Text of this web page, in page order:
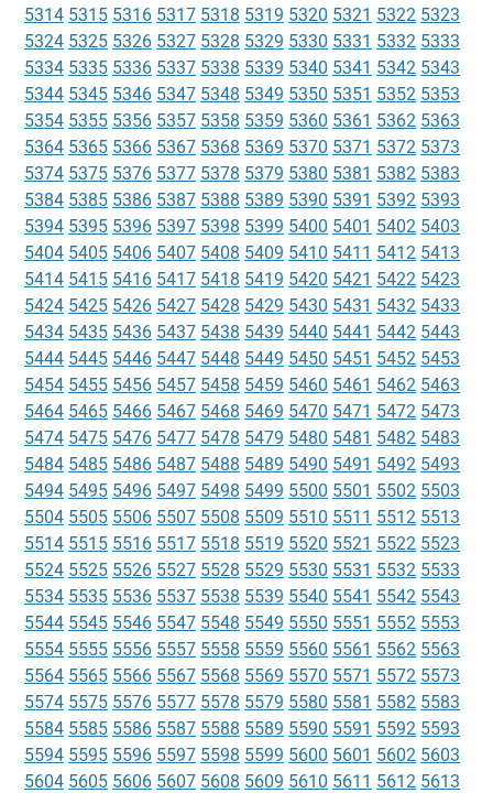
5314 5315 5316 5317 5318 5319 5320 5321 5322 5323
5324 5325 5326 5327 5328 5329 5330 5331 5332 5333
5334 5335 5336 5337 5338 5339 5340 5341 5342 5343
5344 5345 5346 5347 5348 5349 5350 5351 5352 5353
5354 5355 5356 5357 5358 5359 5360 5361 5362 5363
5364 5365 5366 5367 5368 5369 5370 5371 5372 5373
5374 5375 5376 5377 5378 5379 5380 5381 5382 5383
5384 5385 5386 5387 5388 5389 5390 5391 5392 5393
5394 5395 5396 5397 5398 5399 5400 5401 5402 5403
5404 5405 5406 5407 5408 5409 5410 5411 5412 5413
5414 5415 5416 5417 5418 5419 5420 5421 5422 5423
5424 5425 5426 5427 5428 5429 5430 5431 5432 5433
5434 5435 5436 5437 5438 5439 5440 5441 5442 5443
5444 5445 5446 5447 5448 5449 5450 5451 5452 5453
5454 5455 5456 5457 5458 5459 5460 5461 5462 5463
5464 5465 5466 5467 5468 5469 5470 5471 5472 5473
5474 5475 5476 5477 5478 5479 5480 5481 5482 5483
5484 5485 5486 5487 5488 5489 5490 5491 5492 5493
5494 5495 5496 5497 5498 5499 5500 5501 5502 5503
5504 5505 5506 5507 5508 5509 5510 5511 5512 5513
5514 5515 5516 5517 5518 5519 5520 5521 5522 5523
5524 5525 5526 5527 5528 5529 5530 5531 5532 5533
5534 5535 5536 5537 5538 5539 5540 5541 5542 5543
5544 5545 5546 5547 5548 5549 5550 5551 5552 5553
5554 5555 5556 5557 5558 5559 5560 5561 5562 5563
5564 5565 5566 5567 5568 5569 5570 5571 5572 5573
5574 5575 5576 5577 5578 5579 5580 5581 5582 5583
5584 5585 5586 5587 5588 5589 5590 5591 5592 5593
5594 5595 5596 5597 5598 5599 5600 5601 5602 5603
5604 5605 5606 5607 5608 5609 5610 5611 5612 5613